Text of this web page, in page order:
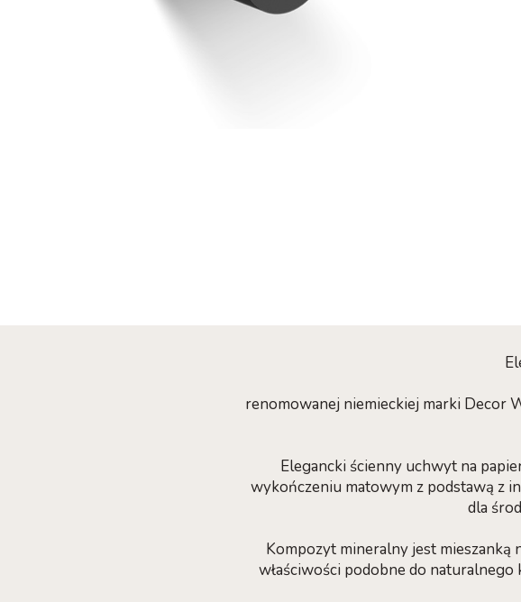
renomowanej niemieckiej marki Decor
Elegancki ścienny uchwyt na
wykończeniu matowym z podstawą z
dla
Kompozyt mineralny jest mieszanką
właściwości podobne do naturalnego